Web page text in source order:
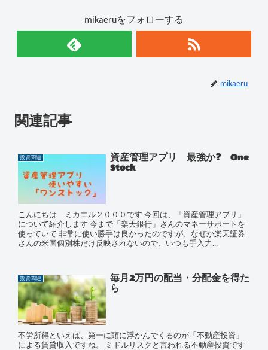
mikaeruをフォローする
mikaeru
関連記事
投資関連
資産管理アプリ 最強か❓ One
Stock
こんにちは ミカエル２０００です 今回は、「資産管理アプリ」
について紹介します 今まで「楽天銀行」さんのマネーサポートを
使っていて 非常に使い勝手は良かったのですが、なぜか楽天証券
さんの米国個別株だけ反映されないので、いつも手入力...
投資関連
毎月2万円の配当・分配金を得た
ら
不労所得といえば、第一に頭に浮かんでくるのが「不動産投資」
による賃貸収入ですね。 ミドルリスクと言われる不動産投資です